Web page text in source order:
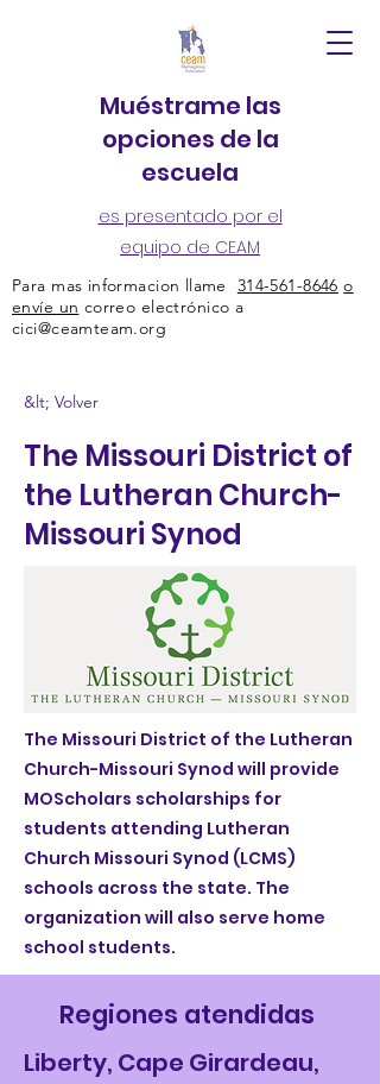
Muéstrame las
opciones de la
escuela
es presentado por el
equipo de CEAM
Para mas informacion llame 314-561-8646 o
envíe un correo electrónico a
cici@ceamteam.org
&lt; Volver
The Missouri District of
the Lutheran Church-
Missouri Synod
The Missouri District of the Lutheran
Church-Missouri Synod will provide
MOScholars scholarships for
students attending Lutheran
Church Missouri Synod (LCMS)
schools across the state. The
organization will also serve home
school students.
Regiones atendidas
Liberty, Cape Girardeau,